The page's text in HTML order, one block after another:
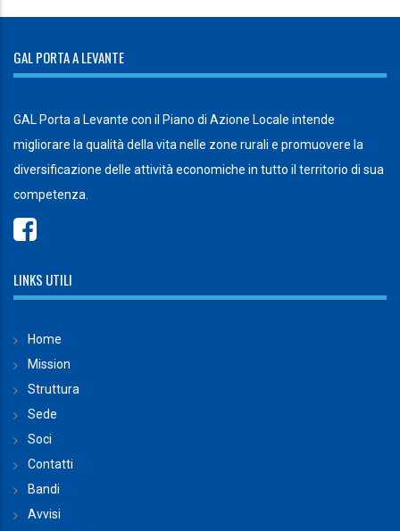
GAL PORTA A LEVANTE
GAL Porta a Levante con il Piano di Azione Locale intende
migliorare la qualità della vita nelle zone rurali e promuovere la
diversificazione delle attività economiche in tutto il territorio di sua
competenza.
LINKS UTILI
Home
Mission
Struttura
Sede
Soci
Contatti
Bandi
Avvisi